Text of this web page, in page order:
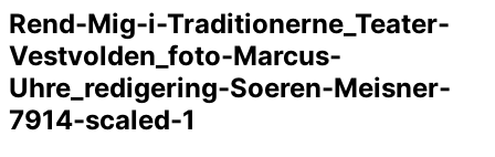
Rend-Mig-i-Traditionerne_Teater-
Vestvolden_foto-Marcus-
Uhre_redigering-Soeren-Meisner-
7914-scaled-1